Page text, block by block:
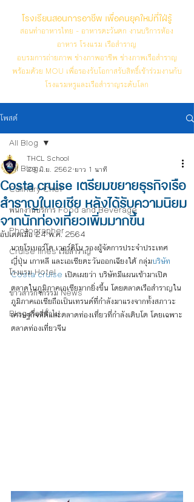
โรงเรียนสอนการอาชีพ เพื่อคนยุคใหม่ที่ใฝ่รู้
สอนทำอาหารไทย - อาหารตะวันตก งานบริการห้อง
อาหาร โรงแรม เรือสำราญ
อบรมการถ่ายภาพ ช่างภาพอาชีพ ช่างภาพเรือสำราญ
พร้อมด้วย MOU เพื่อรองรับโอกาสรับสิทธิ์เข้าร่วมงานกับ
โรงแรมหรูและเรือสำราญระดับโลก
โพสต์
All Blog
Culinary Chef
พนักงานบริการ Food and Beverage
Photographer
Cruise lines เรือสำราญ
โรงแรม Hotel
ข่าวสารกิจกรรม News
Blog เรื่องทั่วไป
All Blog
Costa cruise เตรียมขยายธุรกิจเรือ
สำราญในเอเชีย หลังได้รับความนิยม
จากนักท่องเที่ยวเพิ่มมากขึ้น
THCL School
29 มิ.ย. 2562 ยาว 1 นาที
อัปเดตเมื่อ24 พ.ค. 2564
นายโรเบอร์โต เวอร์ดิโน รองผู้จัดการประจำประเทศ
ญี่ปุ่น เกาหลี และเอเชียตะวันออกเฉียงใต้ กลุ่มบริษัท
Costa cruise เปิดเผยว่า บริษัทมีแผนเข้ามาเปิด
ตลาดในภูมิภาคเอเชียมากยิ่งขึ้น โดยตลาดเรือสำราญใน
ภูมิภาคเอเชียถือเป็นเทรนด์ที่กำลังมาแรงจากทั้งสภาวะ
เศรษฐกิจที่ดีและตลาดท่องเที่ยวที่กำลังเติบโต โดยเฉพาะ
ตลาดท่องเที่ยวจีน